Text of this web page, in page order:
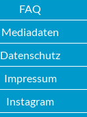
FAQ
Mediadaten
Datenschutz
Impressum
Instagram